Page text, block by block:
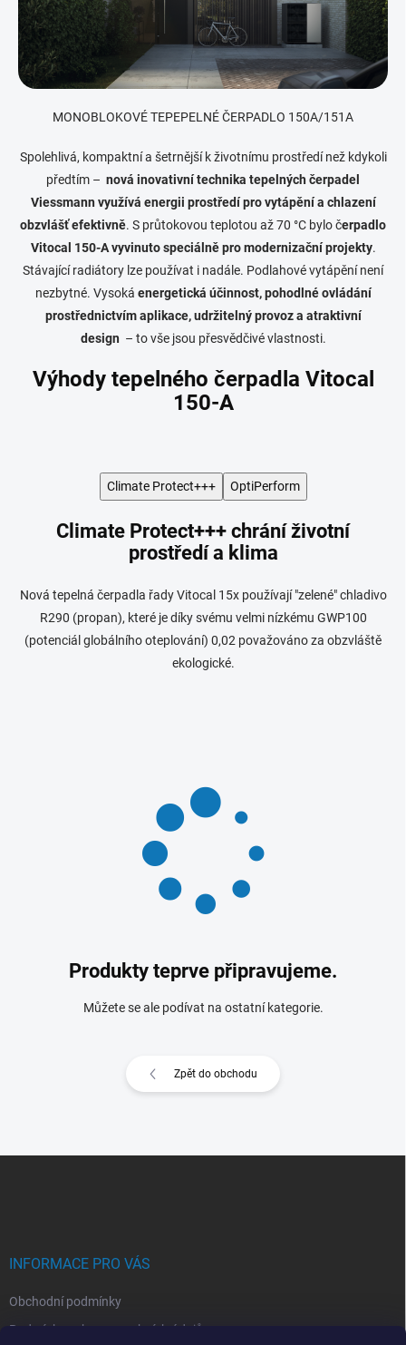
MONOBLOKOVÉ TEPEPELNÉ ČERPADLO 150A/151A
Spolehlivá, kompaktní a šetrnější k životnímu prostředí než kdykoli
předtím – nová inovativní technika tepelných čerpadel
Viessmann využívá energii prostředí pro vytápění a chlazení
obzvlášť efektivně. S průtokovou teplotou až 70 °C bylo čerpadlo
Vitocal 150-A vyvinuto speciálně pro modernizační projekty.
Stávající radiátory lze používat i nadále. Podlahové vytápění není
nezbytné. Vysoká energetická účinnost, pohodlné ovládání
prostřednictvím aplikace, udržitelný provoz a atraktivní
design– to vše jsou přesvědčivé vlastnosti.
Výhody tepelného čerpadla Vitocal
150-A
Climate Protect+++ OptiPerform
Climate Protect+++ chrání životní
prostředí a klima
Nová tepelná čerpadla řady Vitocal 15x používají "zelené" chladivo
R290 (propan), které je díky svému velmi nízkému GWP100
(potenciál globálního oteplování) 0,02 považováno za obzvláště
ekologické.
Produkty teprve připravujeme.
Můžete se ale podívat na ostatní kategorie.
Zpět do obchodu
INFORMACE PRO VÁS
Obchodní podmínky
Podmínky ochrany osobních údajů